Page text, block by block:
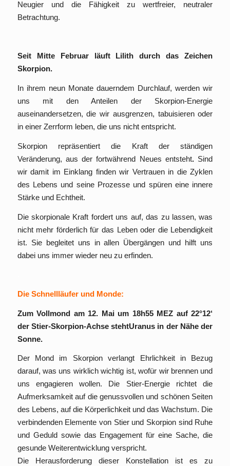
Neugier und die Fähigkeit zu wertfreier, neutraler
Betrachtung.
Seit Mitte Februar läuft Lilith durch das Zeichen
Skorpion.
In ihrem neun Monate dauerndem Durchlauf, werden wir
uns mit den Anteilen der Skorpion-Energie
auseinandersetzen, die wir ausgrenzen, tabuisieren oder
in einer Zerrform leben, die uns nicht entspricht.
Skorpion repräsentiert die Kraft der ständigen
Veränderung, aus der fortwährend Neues entsteht. Sind
wir damit im Einklang finden wir Vertrauen in die Zyklen
des Lebens und seine Prozesse und spüren eine innere
Stärke und Echtheit.
Die skorpionale Kraft fordert uns auf, das zu lassen, was
nicht mehr förderlich für das Leben oder die Lebendigkeit
ist. Sie begleitet uns in allen Übergängen und hilft uns
dabei uns immer wieder neu zu erfinden.
Die Schnellläufer und Monde:
Zum Vollmond am 12. Mai um 18h55 MEZ auf 22°12‘
der Stier-Skorpion-Achse stehtUranus in der Nähe der
Sonne.
Der Mond im Skorpion verlangt Ehrlichkeit in Bezug
darauf, was uns wirklich wichtig ist, wofür wir brennen und
uns engagieren wollen. Die Stier-Energie richtet die
Aufmerksamkeit auf die genussvollen und schönen Seiten
des Lebens, auf die Körperlichkeit und das Wachstum. Die
verbindenden Elemente von Stier und Skorpion sind Ruhe
und Geduld sowie das Engagement für eine Sache, die
gesunde Weiterentwicklung verspricht.
Die Herausforderung dieser Konstellation ist es zu